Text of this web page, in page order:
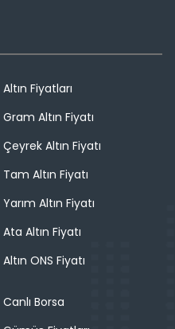
Altın Fiyatları
Gram Altın Fiyatı
Çeyrek Altın Fiyatı
Tam Altın Fiyatı
Yarım Altın Fiyatı
Ata Altın Fiyatı
Altın ONS Fiyatı
Canlı Borsa